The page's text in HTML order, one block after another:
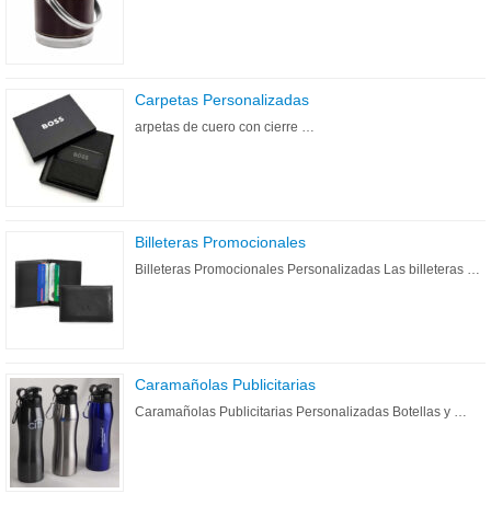
Carpetas Personalizadas
arpetas de cuero con cierre …
Billeteras Promocionales
Billeteras Promocionales Personalizadas Las billeteras …
Caramañolas Publicitarias
Caramañolas Publicitarias Personalizadas Botellas y …